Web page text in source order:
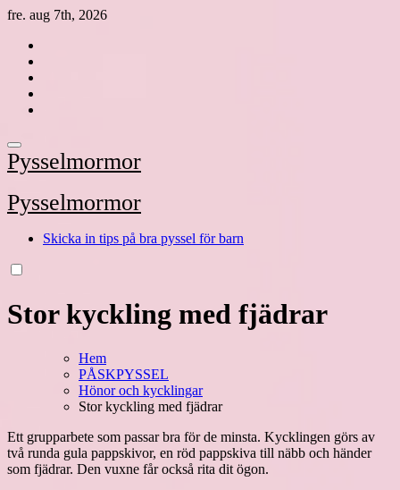
Hoppa
innehåll
fre. aug 7th, 2026
Pysselmormor
Pysselmormor
Skicka in tips på bra pyssel för barn
Stor kyckling med fjädrar
Hem
PÅSKPYSSEL
Hönor och kycklingar
Stor kyckling med fjädrar
Ett grupparbete som passar bra för de minsta. Kycklingen görs av
två runda gula pappskivor, en röd pappskiva till näbb och händer
som fjädrar. Den vuxne får också rita dit ögon.